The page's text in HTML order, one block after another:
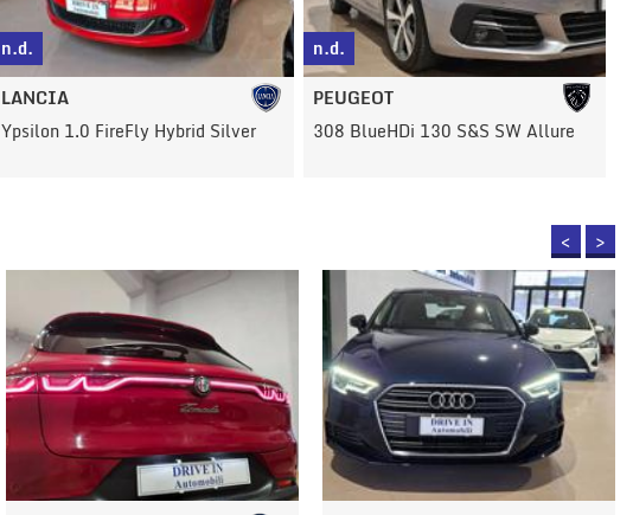
n.d.
PEUGEOT
308 BlueHDi 130 S&S SW Allure
n.d.
FIAT
Panda 1.0 FireFly S&S Hybrid
< >